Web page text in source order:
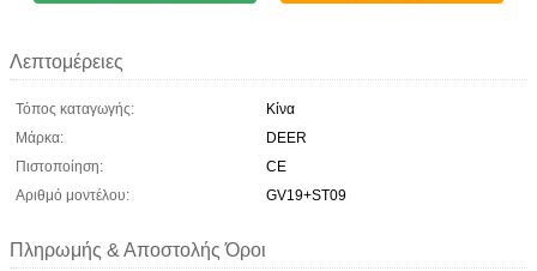
Λεπτομέρειες
Τόπος καταγωγής:
Κίνα
Μάρκα:
DEER
Πιστοποίηση:
CE
Αριθμό μοντέλου:
GV19+ST09
Πληρωμής & Αποστολής Όροι